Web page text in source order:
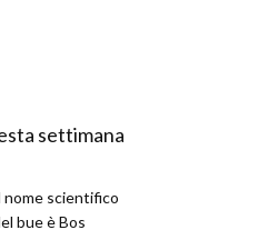
settimana
nome scientifico
bue è Bos